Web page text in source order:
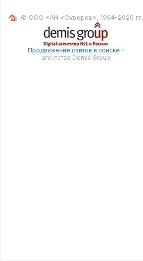
© ООО «АН «Суворов», 1994-2026 гг.
Продвижение сайтов в поиске -
агентство Demis Group